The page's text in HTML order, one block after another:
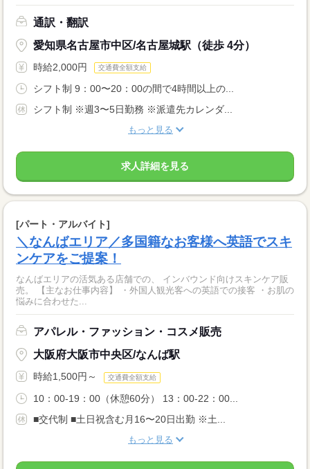
通訳・翻訳
愛知県名古屋市中区/名古屋城駅（徒歩 4分）
時給2,000円 交通費全額支給
シフト制 9：00〜20：00の間で4時間以上の...
シフト制 ※週3〜5日勤務 ※派遣先カレンダ...
もっと見る
求人詳細を見る
[パート・アルバイト]
＼なんばエリア／多国籍なお客様へ英語でスキ
ンケアをご提案！
なんばエリアの活気ある店舗での、 インバウンド向けスキンケア販
売。 【主なお仕事内容】 ・外国人観光客への英語での接客 ・お肌の
悩みに合わせた...
アパレル・ファッション・コスメ販売
大阪府大阪市中央区/なんば駅
時給1,500円～ 交通費全額支給
10：00-19：00（休憩60分） 13：00-22：00...
■交代制 ■土日祝含む月16〜20日出勤 ※土...
もっと見る